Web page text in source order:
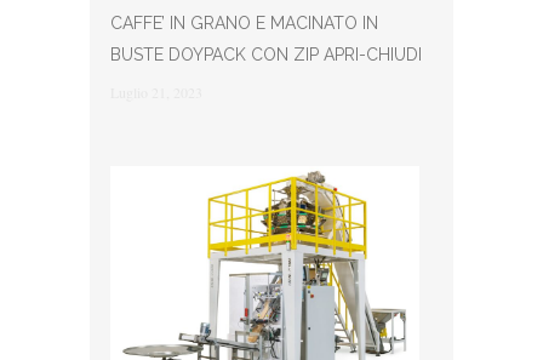
CAFFE’ IN GRANO E MACINATO IN
BUSTE DOYPACK CON ZIP APRI-CHIUDI